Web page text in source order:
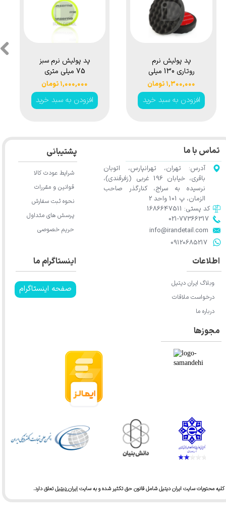
پد پولیش نرم سفید
150 میلی متری
آدامز مدل Adams
White Foam
Polish Pad
۱,۵۰۰,۰۰۰ تومان
افزودن به سبد خرید
پد پولیش مخروطی
زرد مخصوص دریل
40 میلی متری اس
آر اس مدل SRS
Mini Pad Yellow
۲۰۰,۰۰۰ تومان
افزودن به سبد خرید
محتویات سایت ایران دیتیل شامل قانون حق تکثیر شده و به سایتایران دیتیلتعلق دارد.​​​​​​​
تماس با ما
آدرس: تهران، تهرانپارس، اتوبان
باقری، خیابان 196 غربی (زفرقندی)،
نرسیده به سراج، کنارگذر صاحب
الزمان، پ 101 واحد 2
​​​​​​​info@irandetail.com
021-77366317​​​​​​​​​​​​​​​​​​​​​
​​​​​​​09120685217​​​​​​​
کد پستی: 1686647511
اینستاگرام ما
صفحه اینستاگرام
اطلاعات
وبلاگ ایران دیتیل
درخواست ملاقات
درباره ما
پشتیبانی
شرایط عودت کالا
قوانین و مقررات
نحوه ثبت سفارش
پرسش های متداول
حریم خصوصی
مجوزها